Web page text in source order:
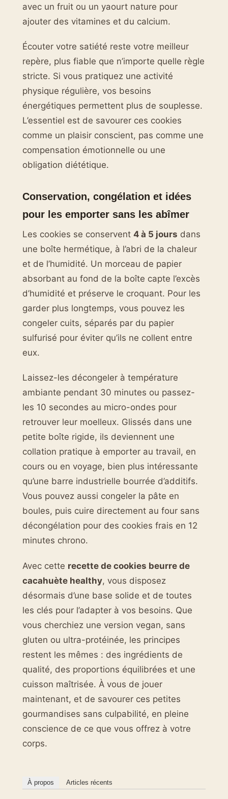
avec un fruit ou un yaourt nature pour
ajouter des vitamines et du calcium.
Écouter votre satiété reste votre meilleur
repère, plus fiable que n’importe quelle règle
stricte. Si vous pratiquez une activité
physique régulière, vos besoins
énergétiques permettent plus de souplesse.
L’essentiel est de savourer ces cookies
comme un plaisir conscient, pas comme une
compensation émotionnelle ou une
obligation diététique.
Conservation, congélation et idées
pour les emporter sans les abîmer
Les cookies se conservent 4 à 5 jours dans
une boîte hermétique, à l’abri de la chaleur
et de l’humidité. Un morceau de papier
absorbant au fond de la boîte capte l’excès
d’humidité et préserve le croquant. Pour les
garder plus longtemps, vous pouvez les
congeler cuits, séparés par du papier
sulfurisé pour éviter qu’ils ne collent entre
eux.
Laissez-les décongeler à température
ambiante pendant 30 minutes ou passez-
les 10 secondes au micro-ondes pour
retrouver leur moelleux. Glissés dans une
petite boîte rigide, ils deviennent une
collation pratique à emporter au travail, en
cours ou en voyage, bien plus intéressante
qu’une barre industrielle bourrée d’additifs.
Vous pouvez aussi congeler la pâte en
boules, puis cuire directement au four sans
décongélation pour des cookies frais en 12
minutes chrono.
Avec cette recette de cookies beurre de
cacahuète healthy, vous disposez
désormais d’une base solide et de toutes
les clés pour l’adapter à vos besoins. Que
vous cherchiez une version vegan, sans
gluten ou ultra-protéinée, les principes
restent les mêmes : des ingrédients de
qualité, des proportions équilibrées et une
cuisson maîtrisée. À vous de jouer
maintenant, et de savourer ces petites
gourmandises sans culpabilité, en pleine
conscience de ce que vous offrez à votre
corps.
À propos Articles récents